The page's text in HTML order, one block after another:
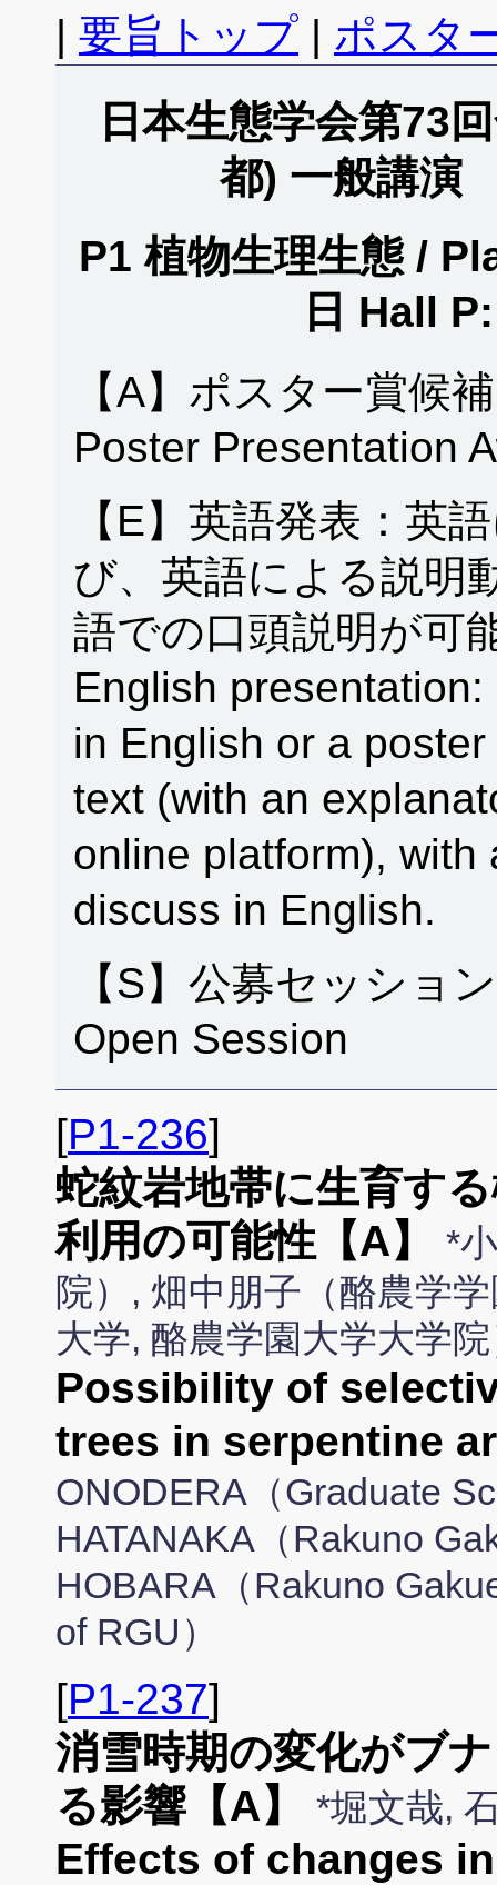
| 要旨トップ | ポスタ
日本生態学会第73
都) 一般講演
P1 植物生理生態 /
日 Hall
【A】ポスター賞候
Poster Presentation
【E】英語発表：英
び、英語による説明
語での口頭説明が可
English
in English or a
text (with an
online platform), with
discuss in English.
【S】公募セッショ
Open Session
[P1-236]
蛇紋岩地帯に生育す
利用の可能性【A】
*
院）, 畑中朋子（酪農学
大学, 酪農学園大学大学
Possibility of
trees in serpentine
ONODERA（Graduate
HATANAKA（Rakuno
HOBARA（Rakuno
of RGU）
[P1-237]
消雪時期の変化がブ
る影響【A】
*堀文哉,
Effects of changes